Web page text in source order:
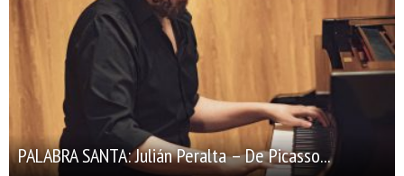
PALABRA SANTA: Julián Peralta – De Picasso...